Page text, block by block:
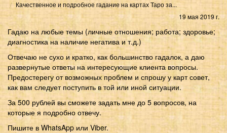
Качественное и подробное гадание на картах Таро за...
19 мая 2019 г.
Гадаю на любые темы (личные отношения; работа; здоровье;
диагностика на наличие негатива и т.д.)
Отвечаю не сухо и кратко, как большинство гадалок, а даю
развернутые ответы на интересующие клиента вопросы.
Предостерегу от возможных проблем и спрошу у карт совет,
как вам следует поступить в той или иной ситуации.
За 500 рублей вы сможете задать мне до 5 вопросов, на
которые я подробно отвечу.
Пишите в WhatsApp или Viber.